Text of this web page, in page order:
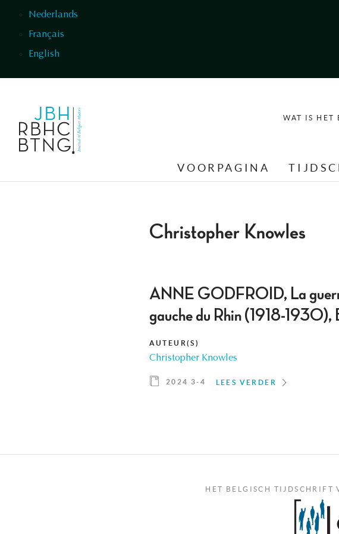
Nederlands
Français
English
WAT IS HET
VOORPAGINA
Christopher Knowles
ANNE GODFROID, La
gauche du Rhin (1918-
AUTEUR(S)
Christopher Knowles
2024 3-4 LEES VERDER
HET BELGISCH TIJDSCHRIFT